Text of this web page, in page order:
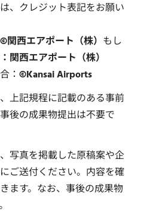
、クレジット表記をお願い
©関西エアポート（株） もし
関西エアポート（株）
： ©Kansai Airports
上記規程に記載のある事前
後の成果物提出は不要で
写真を掲載した原稿案や企
ご送付ください。内容を確
ます。なお、事後の成果物